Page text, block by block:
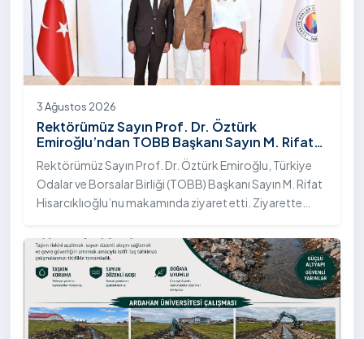
3 Ağustos 2026
Rektörümüz Sayın Prof. Dr. Öztürk
Emiroğlu’ndan TOBB Başkanı Sayın M. Rifat
Hisarcıklıoğlu’na Ziyaret
Rektörümüz Sayın Prof. Dr. Öztürk Emiroğlu, Türkiye
Odalar ve Borsalar Birliği (TOBB) Başkanı Sayın M. Rifat
Hisarcıklıoğlu’nu makamında ziyaret etti. Ziyarette
Emiroğlu Hanımefendi eşlik etti.